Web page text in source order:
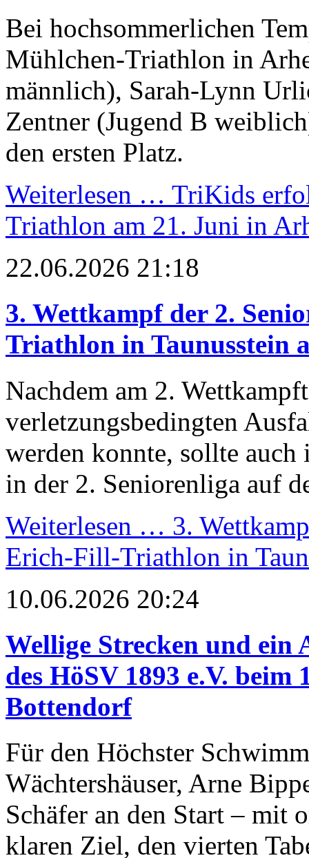
Bei hochsommerlichen
Mühlchen-Triathlon in
männlich), Sarah-Lynn
Zentner (Jugend B
den ersten Platz.
Weiterlesen … TriKids
Triathlon am 21. Juni in
22.06.2026 21:18
3. Wettkampf der 2.
Triathlon in Taunusstein
Nachdem am 2.
verletzungsbedingten
werden konnte, sollte auch
in der 2. Seniorenliga auf
Weiterlesen … 3.
Erich-Fill-Triathlon in
10.06.2026 20:24
Wellige Strecken und ein
des HöSV 1893 e.V.
Bottendorf
Für den Höchster
Wächtershäuser, Arne
Schäfer an den Start – mit
klaren Ziel, den vierten